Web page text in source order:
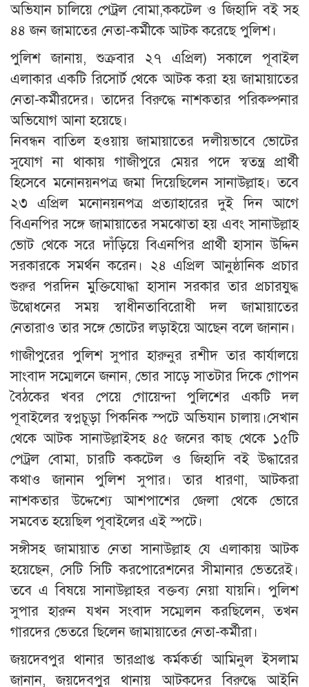
অভিযান চালিয়ে পেট্রল বোমা,ককটেল ও জিহাদি বই সহ
৪৪ জন জামাতের নেতা-কর্মীকে আটক করেছে পুলিশ।
পুলিশ জানায়, শুক্রবার ২৭ এপ্রিল) সকালে পূবাইল
এলাকার একটি রিসোর্ট থেকে আটক করা হয় জামায়াতের
নেতা-কর্মীরদের। তাদের বিরুদ্ধে নাশকতার পরিকল্পনার
অভিযোগ আনা হয়েছে।
নিবন্ধন বাতিল হওয়ায় জামায়াতের দলীয়ভাবে ভোটের
সুযোগ না থাকায় গাজীপুরে মেয়র পদে স্বতন্ত্র প্রার্থী
হিসেবে মনোনয়নপত্র জমা দিয়েছিলেন সানাউল্লাহ। তবে
২৩ এপ্রিল মনোনয়নপত্র প্রত্যাহারের দুই দিন আগে
বিএনপির সঙ্গে জামায়াতের সমঝোতা হয় এবং সানাউল্লাহ
ভোট থেকে সরে দাঁড়িয়ে বিএনপির প্রার্থী হাসান উদ্দিন
সরকারকে সমর্থন করেন। ২৪ এপ্রিল আনুষ্ঠানিক প্রচার
শুরুর পরদিন মুক্তিযোদ্ধা হাসান সরকার তার প্রচারযুদ্ধ
উদ্বোধনের সময় স্বাধীনতাবিরোধী দল জামায়াতের
নেতারাও তার সঙ্গে ভোটের লড়াইয়ে আছেন বলে জানান।
গাজীপুরের পুলিশ সুপার হারুনুর রশীদ তার কার্যালয়ে
সাংবাদ সম্মেলনে জনান, ভোর সাড়ে সাতটার দিকে গোপন
বৈঠকের খবর পেয়ে গোয়েন্দা পুলিশের একটি দল
পূবাইলের স্বপ্নচূড়া পিকনিক স্পটে অভিযান চালায়।সেখান
থেকে আটক সানাউল্লাইসহ ৪৫ জনের কাছ থেকে ১৫টি
পেট্রল বোমা, চারটি ককটেল ও জিহাদি বই উদ্ধারের
কথাও জানান পুলিশ সুপার। তার ধারণা, আটকরা
নাশকতার উদ্দেশ্যে আশপাশের জেলা থেকে ভোরে
সমবেত হয়েছিল পূবাইলের এই স্পটে।
সঙ্গীসহ জামায়াত নেতা সানাউল্লাহ যে এলাকায় আটক
হয়েছেন, সেটি সিটি করপোরেশনের সীমানার ভেতরেই।
তবে এ বিষয়ে সানাউল্লাহর বক্তব্য নেয়া যায়নি। পুলিশ
সুপার হারুন যখন সংবাদ সম্মেলন করছিলেন, তখন
গারদের ভেতরে ছিলেন জামায়াতের নেতা-কর্মীরা।
জয়দেবপুর থানার ভারপ্রাপ্ত কর্মকর্তা আমিনুল ইসলাম
জানান, জয়দেবপুর থানায় আটকদের বিরুদ্ধে আইনি